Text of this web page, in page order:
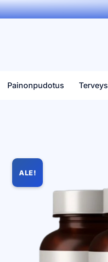
Painonpudotus Terveys
ALE!